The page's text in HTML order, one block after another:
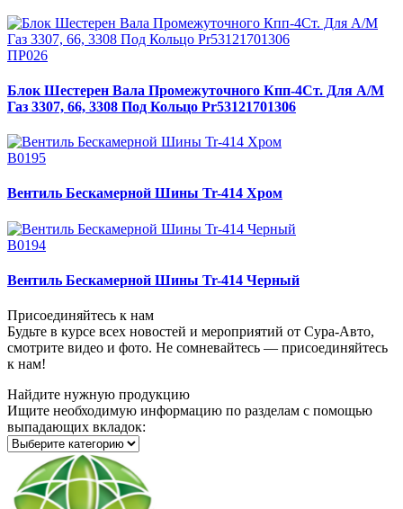
ПР026
Блок Шестерен Вала Промежуточного Кпп-4Ст. Для А/М
Газ 3307, 66, 3308 Под Кольцо Pr53121701306
В0195
Вентиль Бескамерной Шины Tr-414 Хром
В0194
Вентиль Бескамерной Шины Tr-414 Черный
Присоединяйтесь к нам
Будьте в курсе всех новостей и мероприятий от Сура-Авто,
смотрите видео и фото. Не сомневайтесь — присоединяйтесь
к нам!
Найдите нужную продукцию
Ищите необходимую информацию по разделам с помощью
выпадающих вкладок: